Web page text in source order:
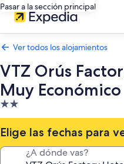
Pasar a la sección principal
Ver todos los alojamientos
VTZ Orús
Muy Económico
Alojamiento
de
2.0 estrellas
Elige las fechas para
¿A dónde vas?